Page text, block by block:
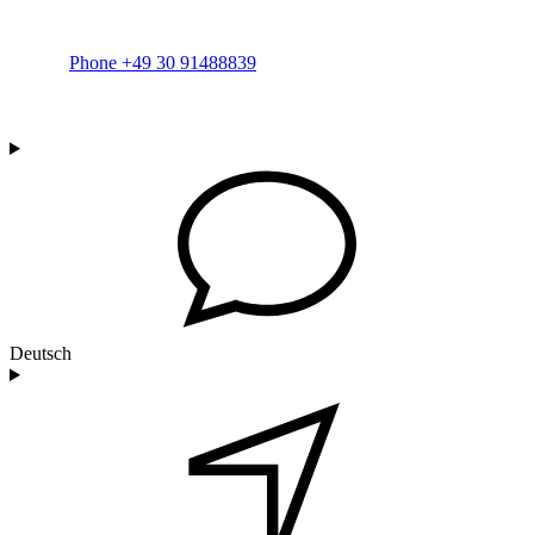
Phone +49 30 91488839
Deutsch